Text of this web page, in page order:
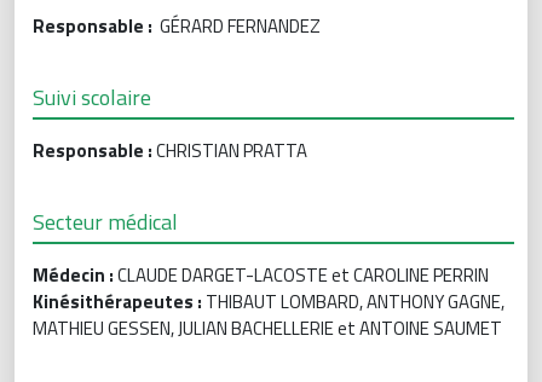
Responsable : GÉRARD FERNANDEZ
Suivi scolaire
Responsable :CHRISTIAN PRATTA
Secteur médical
Médecin :CLAUDE DARGET-LACOSTE et CAROLINE PERRIN
Kinésithérapeutes : THIBAUT LOMBARD, ANTHONY GAGNE,
MATHIEU GESSEN, JULIAN BACHELLERIE et ANTOINE SAUMET